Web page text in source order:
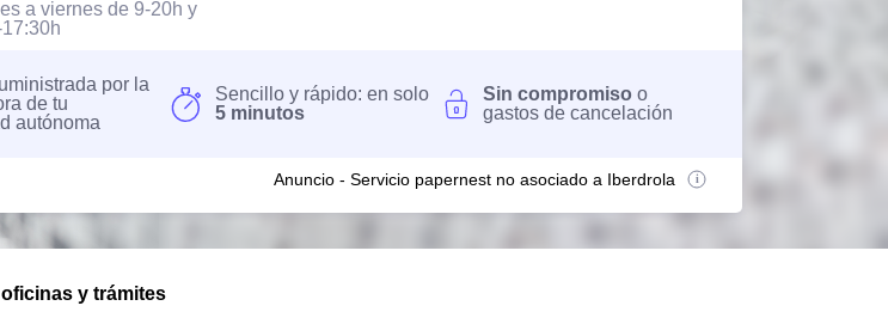
a viernes de 9-20h y
por la
de tu
autónoma
Sencillo y rápido: en solo
5 minutos
Sin compromiso o
gastos de cancelación
Anuncio - Servicio papernest no asociado a Iberdrola
y trámites